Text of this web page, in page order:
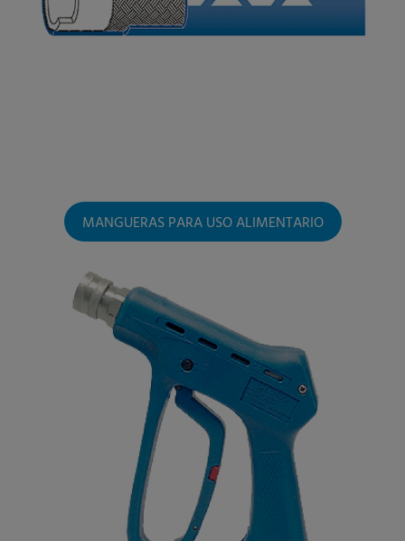
MANGUERAS PARA USO ALIMENTARIO